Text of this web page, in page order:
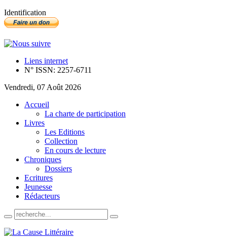
Identification
Liens internet
N° ISSN: 2257-6711
Vendredi, 07 Août 2026
Accueil
La charte de participation
Livres
Les Editions
Collection
En cours de lecture
Chroniques
Dossiers
Ecritures
Jeunesse
Rédacteurs